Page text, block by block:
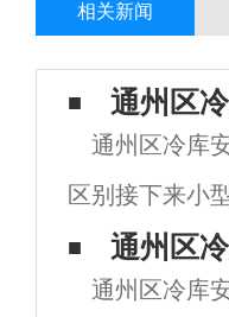
相关新闻
通州区
通州区冷库
区别接下来小
下，希望对大
同功能：水冷
通州区
通州区冷库